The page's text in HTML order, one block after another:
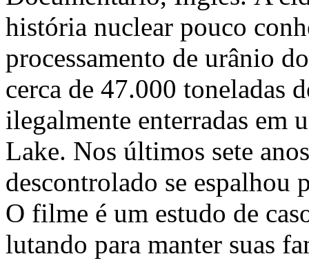
história nuclear pouco
processamento de urânio
cerca de 47.000 toneladas
ilegalmente enterradas em
Lake. Nos últimos sete
descontrolado se espalhou
O filme é um estudo de
lutando para manter suas